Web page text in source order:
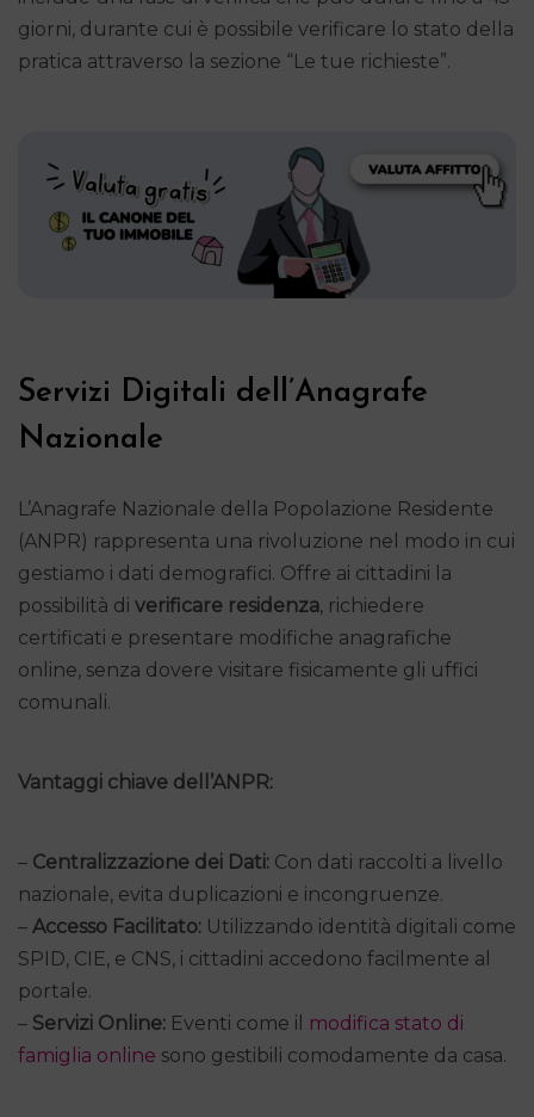
giorni, durante cui è possibile verificare lo stato della
pratica attraverso la sezione “Le tue richieste”.
Servizi Digitali dell’Anagrafe
Nazionale
L’Anagrafe Nazionale della Popolazione Residente
(ANPR) rappresenta una rivoluzione nel modo in cui
gestiamo i dati demografici. Offre ai cittadini la
possibilità di verificare residenza, richiedere
certificati e presentare modifiche anagrafiche
online, senza dovere visitare fisicamente gli uffici
comunali.
Vantaggi chiave dell’ANPR:
– Centralizzazione dei Dati: Con dati raccolti a livello
nazionale, evita duplicazioni e incongruenze.
– Accesso Facilitato: Utilizzando identità digitali come
SPID, CIE, e CNS, i cittadini accedono facilmente al
portale.
– Servizi Online: Eventi come il
modifica stato di
famiglia online sono gestibili comodamente da casa.